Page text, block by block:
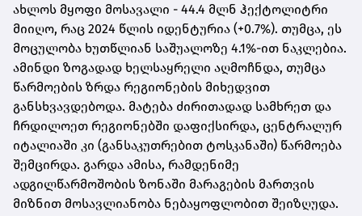
ახლოს მყოფი მოსავალი - 44.4 მლნ ჰექტოლიტრი
მიიღო, რაც 2024 წლის იდენტურია (+0.7%). თუმცა, ეს
მოცულობა ხუთწლიან საშუალოზე 4.1%-ით ნაკლებია.
ამინდი ზოგადად ხელსაყრელი აღმოჩნდა, თუმცა
წარმოების ზრდა რეგიონების მიხედვით
განსხვავდებოდა. მატება ძირითადად სამხრეთ და
ჩრდილოეთ რეგიონებში დაფიქსირდა, ცენტრალურ
იტალიაში კი (განსაკუთრებით ტოსკანაში) წარმოება
შემცირდა. გარდა ამისა, რამდენიმე
ადგილწარმოშობის ზონაში მარაგების მართვის
მიზნით მოსავლიანობა ნებაყოფლობით შეიზღუდა.